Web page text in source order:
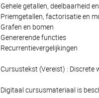
Gehele getallen, deelbaarheid
Priemgetallen, factorisatie en
Grafen en bomen
Genererende functies
Recurrentievergelijkingen
Cursustekst (Vereist) : Discrete
Digitaal cursusmateriaal is